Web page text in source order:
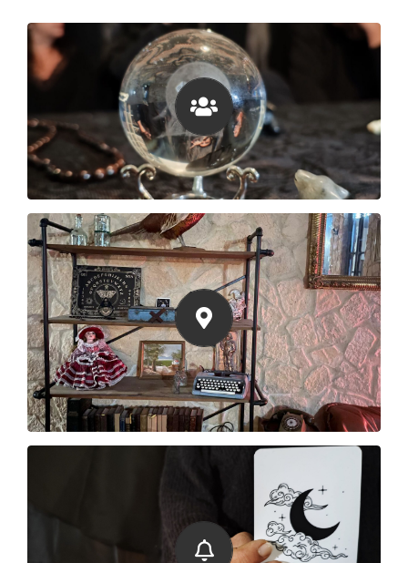
de 6 à 20 joueurs !
Idéal pour familles et amis
Dans une maison de
Grand Mère
Venez à la même adresse !
Pour changer de l’escape game à